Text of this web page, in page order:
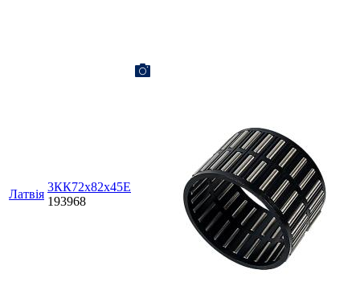
Латвія
3КК72х82х45Е
193968